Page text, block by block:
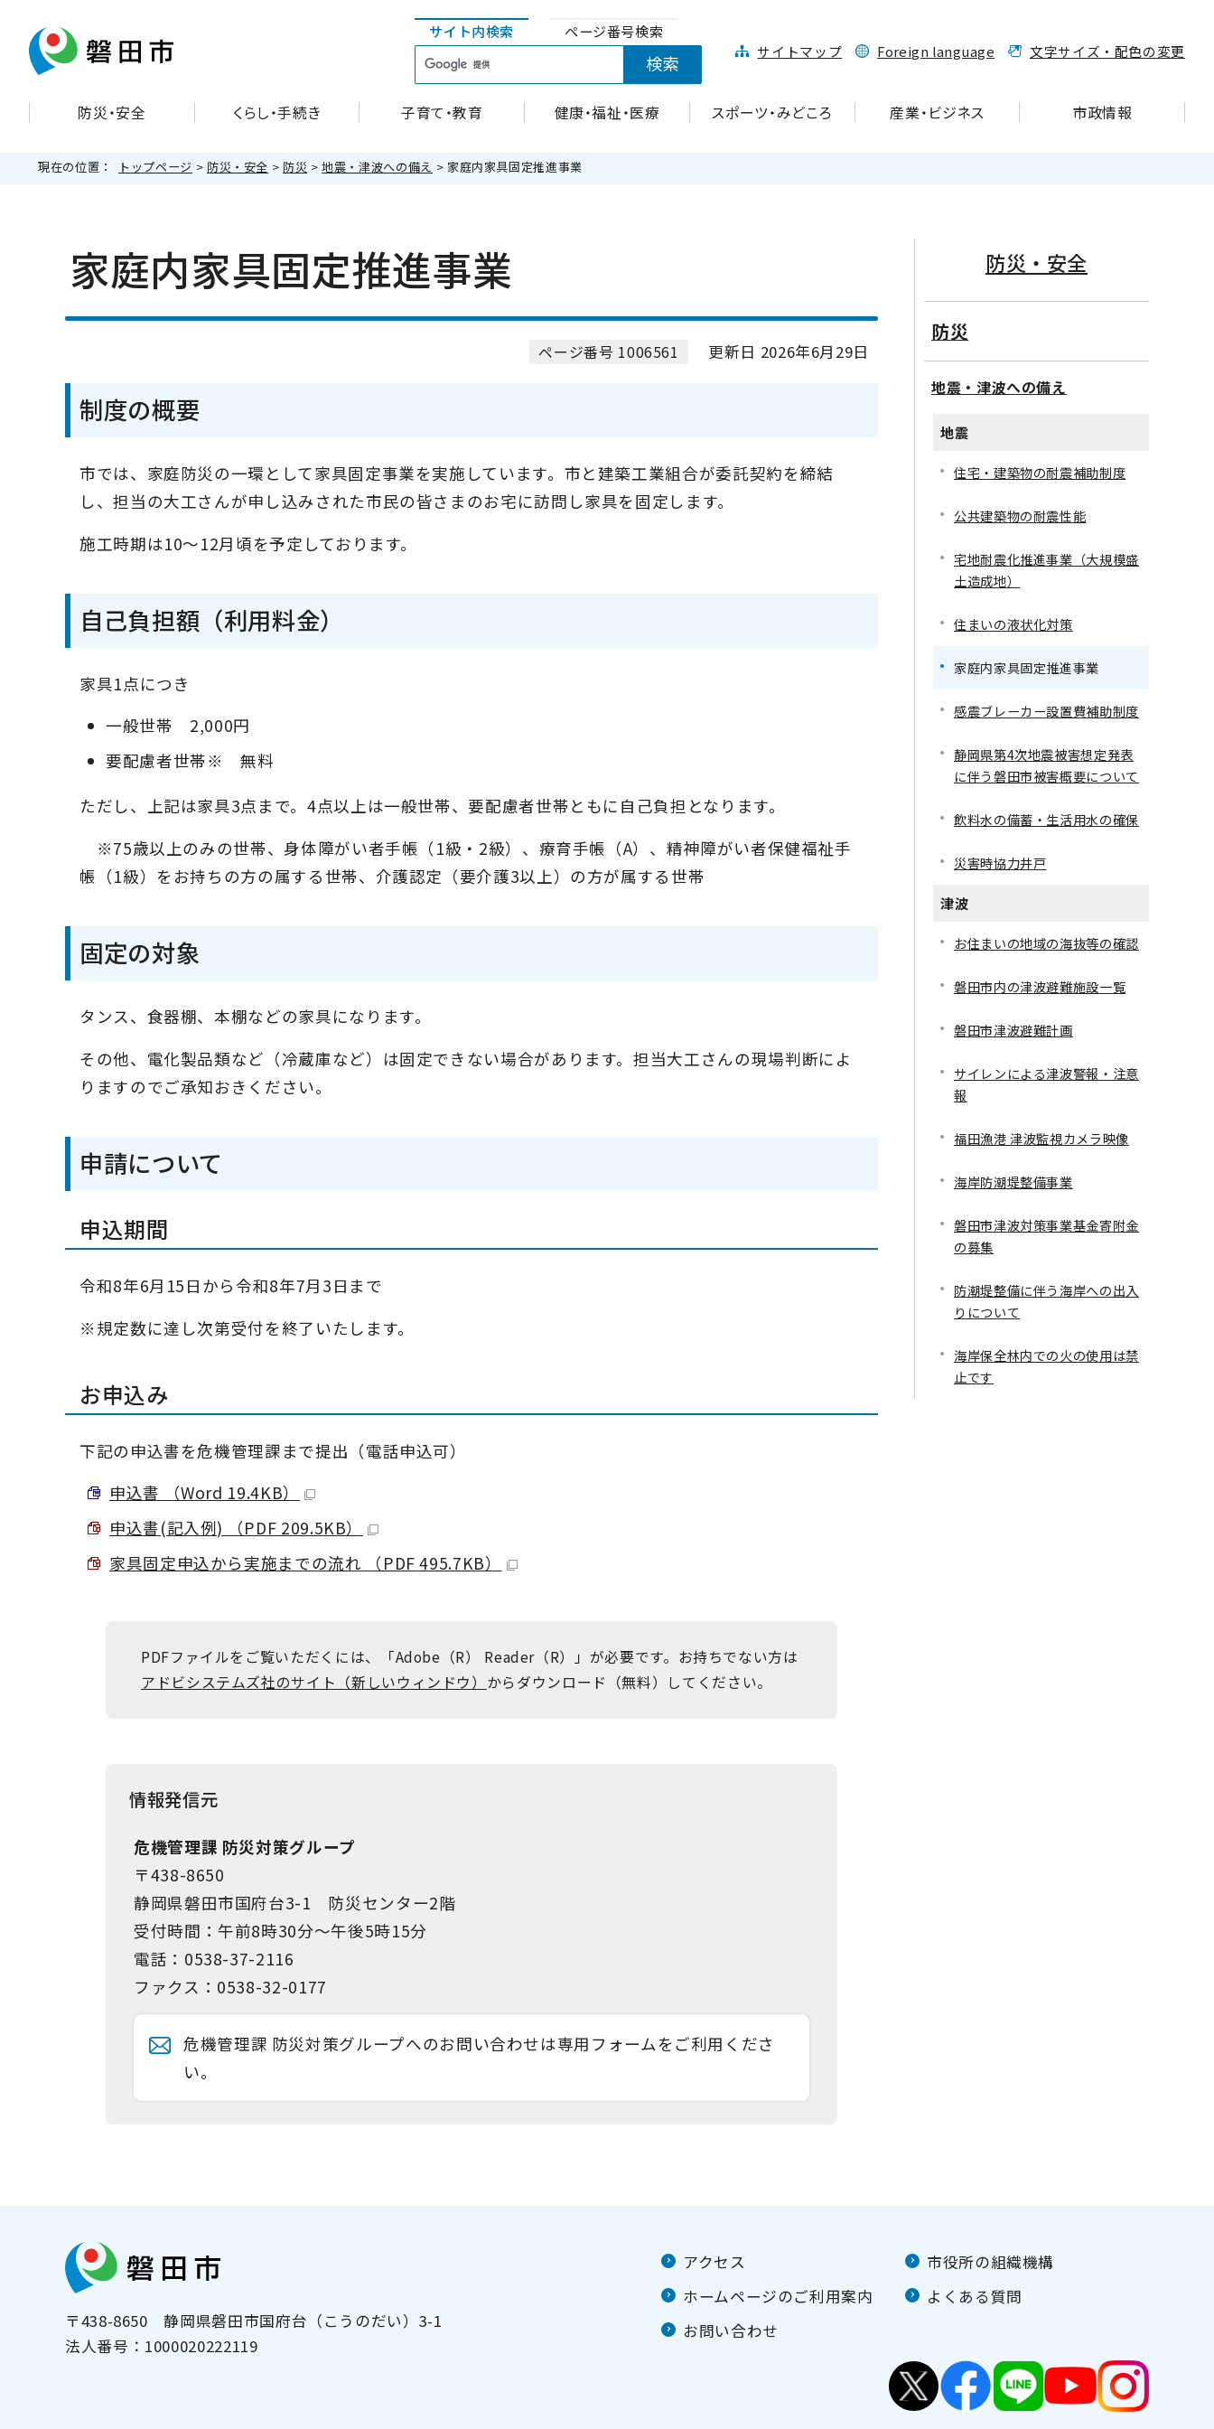
サイト内検索
ページ番号検索
サイトマップ
Foreign language 文字サイズ・配色の変更
防災・安全 くらし・手続き 子育て・教育 健康・福祉・医療 スポーツ・みどころ 産業・ビジネス 市政情報
現在の位置： トップページ > 防災・安全 > 防災 >地震・津波への備え > 家庭内家具固定推進事業
家庭内家具固定推進事業
ページ番号 1006561 更新日 2026年6月29日
制度の概要
市では、家庭防災の一環として家具固定事業を実施しています。市と建築工業組合が委託契約を締結
し、担当の大工さんが申し込みされた市民の皆さまのお宅に訪問し家具を固定します。
施工時期は10～12月頃を予定しております。
自己負担額（利用料金）
家具1点につき
一般世帯 2,000円
要配慮者世帯※ 無料
ただし、上記は家具3点まで。4点以上は一般世帯、要配慮者世帯ともに自己負担となります。
※75歳以上のみの世帯、身体障がい者手帳（1級・2級）、療育手帳（A）、精神障がい者保健福祉手
帳（1級）をお持ちの方の属する世帯、介護認定（要介護3以上）の方が属する世帯
固定の対象
タンス、食器棚、本棚などの家具になります。
その他、電化製品類など（冷蔵庫など）は固定できない場合があります。担当大工さんの現場判断によ
りますのでご承知おきください。
申請について
申込期間
令和8年6月15日から令和8年7月3日まで
※規定数に達し次第受付を終了いたします。
お申込み
下記の申込書を危機管理課まで提出（電話申込可）
申込書 （Word 19.4KB）
申込書(記入例) （PDF 209.5KB）
家具固定申込から実施までの流れ （PDF 495.7KB）
PDFファイルをご覧いただくには、「Adobe（R） Reader（R）」が必要です。お持ちでない方は
アドビシステムズ社のサイト（新しいウィンドウ） からダウンロード（無料）してください。
情報発信元
危機管理課 防災対策グループ
〒438-8650
静岡県磐田市国府台3-1 防災センター2階
受付時間：午前8時30分～午後5時15分
電話：0538-37-2116
ファクス：0538-32-0177
危機管理課 防災対策グループへのお問い合わせは専用フォームをご利用くださ
い。
防災・安全
防災
地震・津波への備え
地震
住宅・建築物の耐震補助制度
公共建築物の耐震性能
宅地耐震化推進事業（大規模盛
土造成地）
住まいの液状化対策
家庭内家具固定推進事業
感震ブレーカー設置費補助制度
静岡県第4次地震被害想定発表
に伴う磐田市被害概要について
飲料水の備蓄・生活用水の確保
災害時協力井戸
津波
お住まいの地域の海抜等の確認
磐田市内の津波避難施設一覧
磐田市津波避難計画
サイレンによる津波警報・注意
報
福田漁港 津波監視カメラ映像
海岸防潮堤整備事業
磐田市津波対策事業基金寄附金
の募集
防潮堤整備に伴う海岸への出入
りについて
海岸保全林内での火の使用は禁
止です
〒438-8650静岡県磐田市国府台（こうのだい）3-1
法人番号： 1000020222119
アクセス
市役所の組織機構
ホームページのご利用案内
よくある質問
お問い合わせ